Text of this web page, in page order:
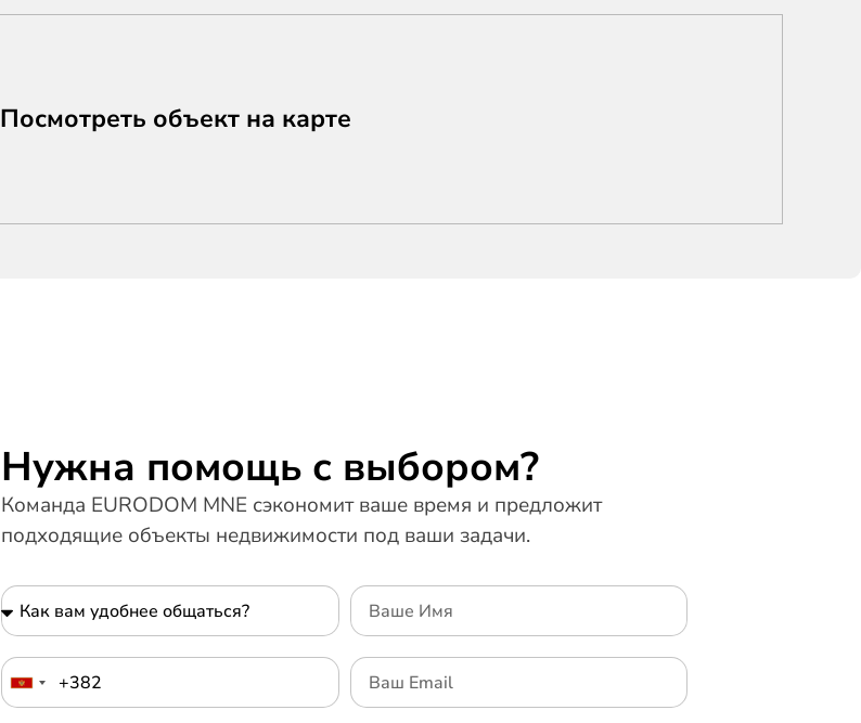
Посмотреть объект на карте
Нужна помощь с выбором?
Команда EURODOM MNE сэкономит ваше время и предложит
подходящие объекты недвижимости под ваши задачи.